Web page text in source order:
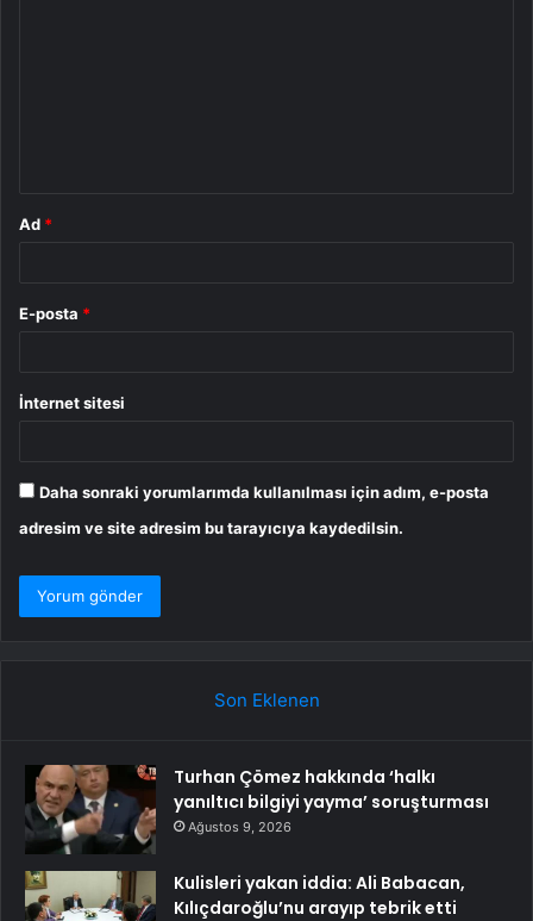
Ad *
E-posta *
İnternet sitesi
Daha sonraki yorumlarımda kullanılması için adım, e-posta
adresim ve site adresim bu tarayıcıya kaydedilsin.
Son Eklenen
Turhan Çömez hakkında ‘halkı
yanıltıcı bilgiyi yayma’ soruşturması
Ağustos 9, 2026
Kulisleri yakan iddia: Ali Babacan,
Kılıçdaroğlu’nu arayıp tebrik etti